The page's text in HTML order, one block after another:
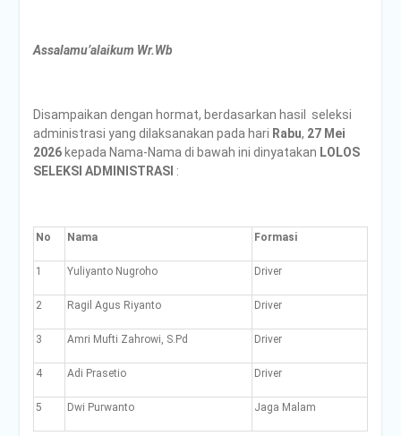
Assalamu’alaikum Wr.Wb
Disampaikan dengan hormat, berdasarkan hasil seleksi
administrasi yang dilaksanakan pada hari Rabu, 27 Mei
2026kepada Nama-Nama di bawah ini dinyatakan LOLOS
SELEKSI ADMINISTRASI :
No Nama Formasi
1 Yuliyanto Nugroho Driver
2 Ragil Agus Riyanto Driver
3 Amri Mufti Zahrowi, S.Pd Driver
4 Adi Prasetio Driver
5 Dwi Purwanto Jaga Malam